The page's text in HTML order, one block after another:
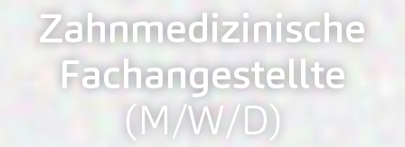
Zahnmedizinische
Fachangestellte
(M/W/D)